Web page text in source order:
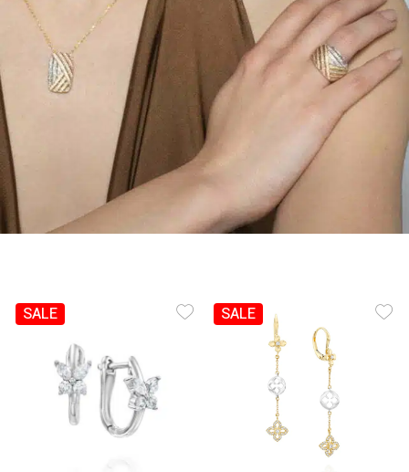
Add Wishlist
SALE
SALE